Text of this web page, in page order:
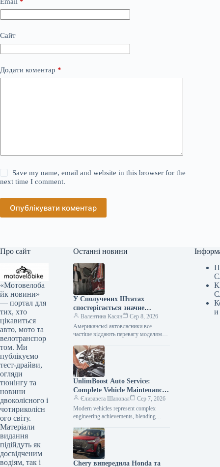
Сайт
Додати коментар *
Save my name, email and website in this browser for the
next time I comment.
Опублікувати коментар
Про сайт
«Мотовелоба
йк новини»
— портал для
тих, хто
цікавиться
авто, мото та
велотранспор
том. Ми
публікуємо
тест-драйви,
огляди
тюнінгу та
новини
двоколісного і
чотириколісн
ого світу.
Матеріали
видання
підійдуть як
досвідченим
водіям, так і
Останні новини
У Сполучених Штатах
спостерігається значне
зниження популярності
елітних автомобілів.
Валентина Касян
Сер 8, 2026
Американські автовласники все
частіше віддають перевагу моделям
аніж автомобілям преміум-класу. Дані,
зібрані J.D. Power за перше…
UnlimBoost Auto Service:
Complete Vehicle Maintenance
& ECU Tuning
Єлизавета Шаповал
Сер 7, 2026
Modern vehicles represent complex
engineering achievements, blending
with intricate electronic management
systems. When searching for specialized
car…
Chery випередила Honda та
и